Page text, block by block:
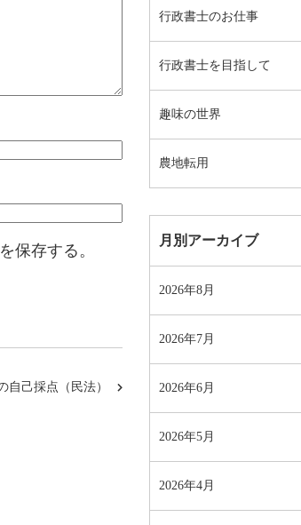
保存する。
自己採点（民法）
行政書士のお仕事
行政書士を目指して
趣味の世界
農地転用
月別アーカイブ
2026年8月
2026年7月
2026年6月
2026年5月
2026年4月